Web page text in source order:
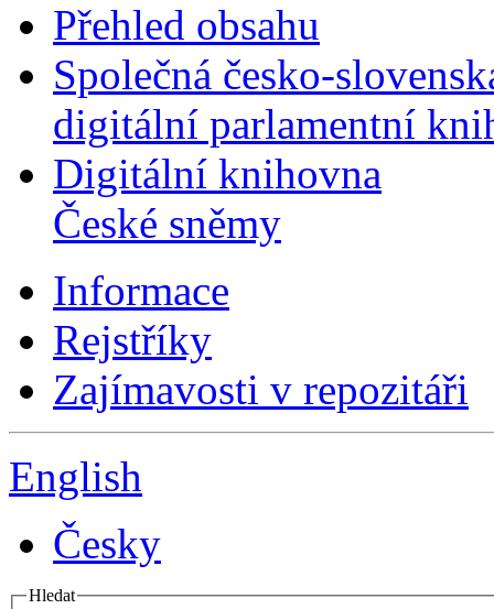
Přehled obsahu
Společná česko-
digitální parlamentní
Digitální knihovna
České sněmy
Informace
Rejstříky
Zajímavosti v repozitáři
English
Česky
Hledat